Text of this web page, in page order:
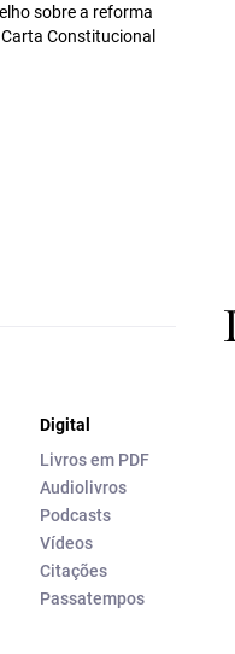
sobre a reforma
Constitucional
Digital
Livros em PDF
Audiolivros
Podcasts
Vídeos
Citações
Passatempos